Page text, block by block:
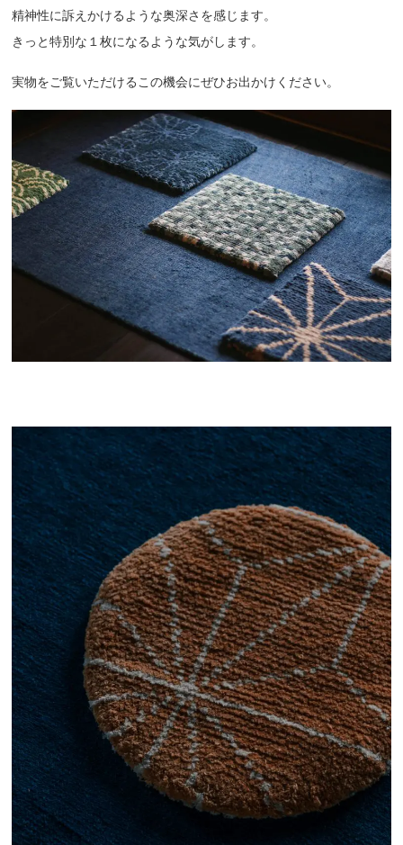
精神性に訴えかけるような奥深さを感じます。
きっと特別な１枚になるような気がします。
実物をご覧いただけるこの機会にぜひお出かけください。